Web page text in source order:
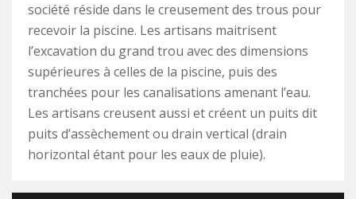
société réside dans le creusement des trous pour
recevoir la piscine. Les artisans maitrisent
l’excavation du grand trou avec des dimensions
supérieures à celles de la piscine, puis des
tranchées pour les canalisations amenant l’eau.
Les artisans creusent aussi et créent un puits dit
puits d’assèchement ou drain vertical (drain
horizontal étant pour les eaux de pluie).